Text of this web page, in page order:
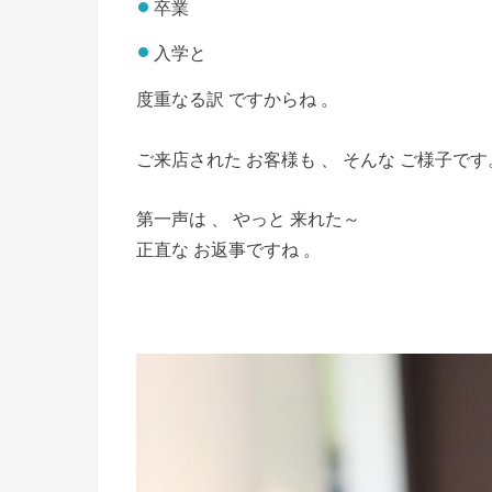
卒業
入学と
度重なる訳 ですからね 。
ご来店された お客様も 、 そんな ご様子です
第一声は 、 やっと 来れた～
正直な お返事ですね 。